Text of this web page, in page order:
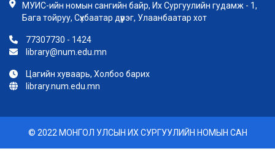
МУИС-ийн номын сангийн байр, Их Сургуулийн гудамж - 1,
Бага тойруу, Сүхбаатар дүүрэг, Улаанбаатар хот
77307730 - 1424
library@num.edu.mn
Цагийн хуваарь, Холбоо барих
library.num.edu.mn
© 2022 МОНГОЛ УЛСЫН ИХ СУРГУУЛИЙН НОМЫН САН